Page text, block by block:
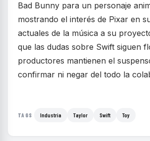
Bad Bunny para un personaje
mostrando el interés de Pixar en
actuales de la música a su
que las dudas sobre Swift siguen
productores mantienen el
confirmar ni negar del todo la
TAGS Industria Taylor Swift Toy